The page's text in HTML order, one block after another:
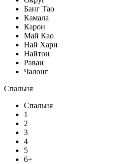
Банг Тао
Камала
Карон
Май Као
Най Харн
Найтон
Раваи
Чалонг
Спальня
Спальня
1
2
3
4
5
6+